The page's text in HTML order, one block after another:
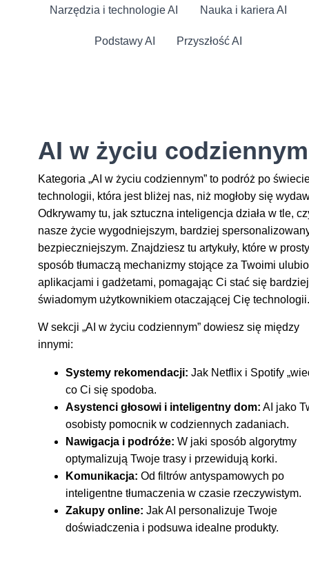
Narzędzia i technologie AI Nauka i kariera AI
Podstawy AI Przyszłość AI
AI w życiu codziennym
Kategoria „AI w życiu codziennym” to podróż po
technologii, która jest bliżej nas, niż mogłoby się
Odkrywamy tu, jak sztuczna inteligencja działa w tle,
nasze życie wygodniejszym, bardziej
bezpieczniejszym. Znajdziesz tu artykuły, które w prosty
sposób tłumaczą mechanizmy stojące za Twoimi
aplikacjami i gadżetami, pomagając Ci stać się bardziej
świadomym użytkownikiem otaczającej Cię technologii.
W sekcji „AI w życiu codziennym” dowiesz się między
innymi:
Systemy rekomendacji: Jak Netflix i Spotify
co Ci się spodoba.
Asystenci głosowi i inteligentny dom: AI jako
osobisty pomocnik w codziennych zadaniach.
Nawigacja i podróże: W jaki sposób algorytmy
optymalizują Twoje trasy i przewidują korki.
Komunikacja: Od filtrów antyspamowych po
inteligentne tłumaczenia w czasie rzeczywistym.
Zakupy online: Jak AI personalizuje Twoje
doświadczenia i podsuwa idealne produkty.